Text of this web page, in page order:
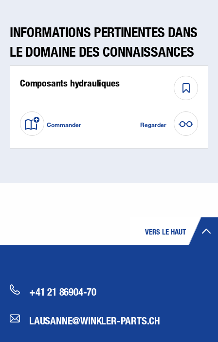
INFORMATIONS PERTINENTES DANS
LE DOMAINE DES CONNAISSANCES
Composants hydrauliques
Commander Regarder
VERS LE HAUT
+41 21 86904-70
LAUSANNE@WINKLER-PARTS.CH